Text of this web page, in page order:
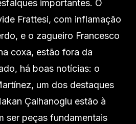
importantes. O
Frattesi, com inflamação
e o zagueiro Francesco
coxa, estão fora da
há boas notícias: o
um dos destaques
Çalhanoglu estão à
ser peças fundamentais